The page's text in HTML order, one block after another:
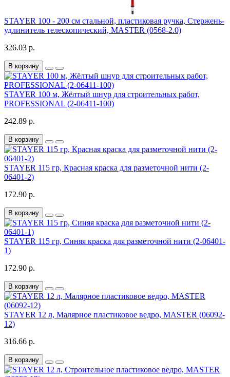
STAYER 100 - 200 см стальной, пластиковая ручка, Стержень-
удлинитель телескопический, MASTER (0568-2.0)
326.03 р.
В корзину
STAYER 100 м, Жёлтый шнур для строительных работ,
PROFESSIONAL (2-06411-100)
242.89 р.
В корзину
STAYER 115 гр, Красная краска для разметочной нити (2-
06401-2)
172.90 р.
В корзину
STAYER 115 гр, Синяя краска для разметочной нити (2-06401-
1)
172.90 р.
В корзину
STAYER 12 л, Малярное пластиковое ведро, MASTER (06092-
12)
316.66 р.
В корзину